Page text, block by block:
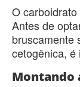
O
Antes de
bruscamente
cetogênica, é
Montando